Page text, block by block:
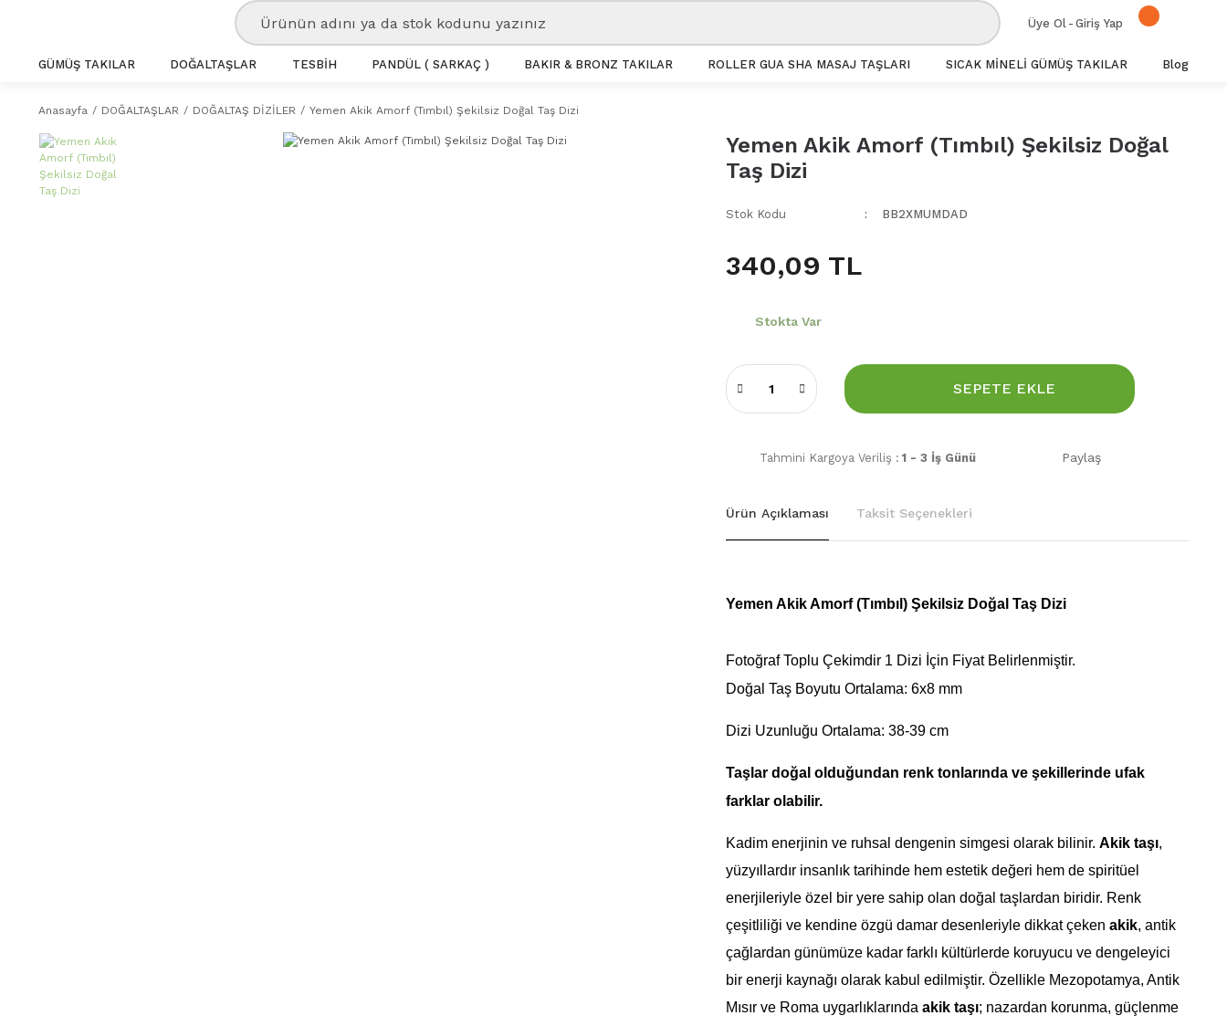
Üye Ol - Giriş Yap
GÜMÜŞ TAKILAR DOĞALTAŞLAR TESBİH PANDÜL ( SARKAÇ ) BAKIR & BRONZ TAKILAR ROLLER GUA SHA MASAJ TAŞLARI SICAK MİNELİ GÜMÜŞ TAKILAR Blog
Anasayfa DOĞALTAŞLAR DOĞALTAŞ DİZİLER Yemen Akik Amorf (Tımbıl) Şekilsiz Doğal Taş Dizi
Yemen Akik Amorf (Tımbıl) Şekilsiz Doğal
Taş Dizi
Stok Kodu BB2XMUMDAD
340,09 TL
Stokta Var
SEPETE EKLE
Tahmini Kargoya Veriliş : 1 - 3 İş Günü Paylaş
Ürün Açıklaması Taksit Seçenekleri
Yemen Akik Amorf (Tımbıl) Şekilsiz Doğal Taş Dizi
Fotoğraf Toplu Çekimdir 1 Dizi İçin Fiyat Belirlenmiştir.
Doğal Taş Boyutu Ortalama: 6x8 mm
Dizi Uzunluğu Ortalama: 38-39 cm
Taşlar doğal olduğundan renk tonlarında ve şekillerinde ufak
farklar olabilir.
Kadim enerjinin ve ruhsal dengenin simgesi olarak bilinir. Akik taşı,
yüzyıllardır insanlık tarihinde hem estetik değeri hem de spiritüel
enerjileriyle özel bir yere sahip olan doğal taşlardan biridir. Renk
çeşitliliği ve kendine özgü damar desenleriyle dikkat çeken akik, antik
çağlardan günümüze kadar farklı kültürlerde koruyucu ve dengeleyici
bir enerji kaynağı olarak kabul edilmiştir. Özellikle Mezopotamya, Antik
Mısır ve Roma uygarlıklarında akik taşı; nazardan korunma, güçlenme